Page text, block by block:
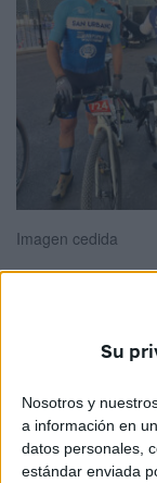
Su
Nosotros y
a información en
datos personales,
estándar enviada
Imagen cedida
Francisco José
de su categoría
disputada este
puesto le otorga
Race que se